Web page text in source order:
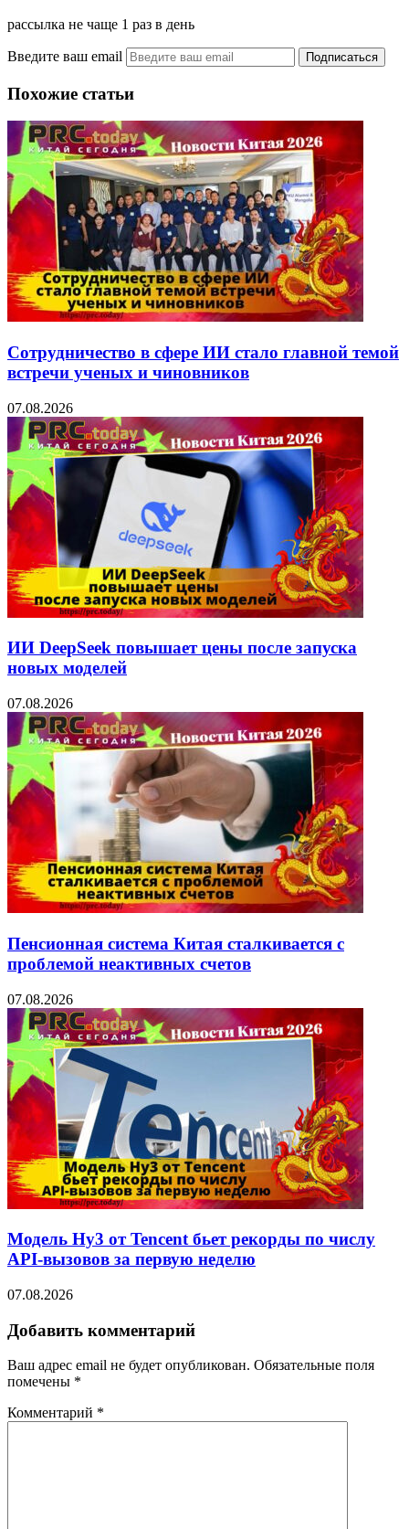
рассылка не чаще 1 раз в день
Введите ваш email
Похожие статьи
Сотрудничество в сфере ИИ стало главной темой
встречи ученых и чиновников
07.08.2026
ИИ DeepSeek повышает цены после запуска
новых моделей
07.08.2026
Пенсионная система Китая сталкивается с
проблемой неактивных счетов
07.08.2026
Модель Hy3 от Tencent бьет рекорды по числу
API-вызовов за первую неделю
07.08.2026
Добавить комментарий
Ваш адрес email не будет опубликован. Обязательные поля
помечены *
Комментарий *